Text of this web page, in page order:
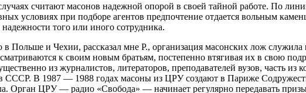
считают масонов надежной опорой в своей тайной работе. По
условиях при подборе агентов предпочтение отдается вольным
того или иного сотрудника.
Польше и Чехии, рассказал мне Р., организация масонских лож
к своим новым братьям, постепенно втягивая их в свою
из журналистов, литераторов, преподавателей вузов, часть
СССР. В 1987 — 1988 годах масоны из ЦРУ создают в Париже
Орган ЦРУ — радио «Свобода» — начинает регулярно передавать